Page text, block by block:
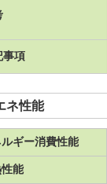
事項
ネ性能
ギー消費性能
性能